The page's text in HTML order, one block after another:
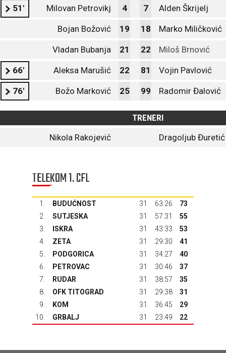
51' Milovan Petrovikj 4 7 Alden Škrijelj
Bojan Božović 19 18 Marko Miličković
Vladan Bubanja 21 22 Miloš Brnović
66' Aleksa Marušić 22 81 Vojin Pavlović
76' Božo Marković 25 99 Radomir Đalović
TRENERI
Nikola Rakojević
Dragoljub Đuretić
TELEKOM 1. CFL
1. BUDUĆNOST 31 63:26
73
2.
SUTJESKA 31 57:31
55
3.
ISKRA 31 43:33
53
4.
ZETA 31 29:30
41
5.
PODGORICA 31 34:27
40
6.
PETROVAC 31 30:46
37
7.
RUDAR 31 38:57
35
8.
OFK TITOGRAD 31 29:38
31
9.
KOM 31 36:45
29
10.
GRBALJ 31 23:49 22